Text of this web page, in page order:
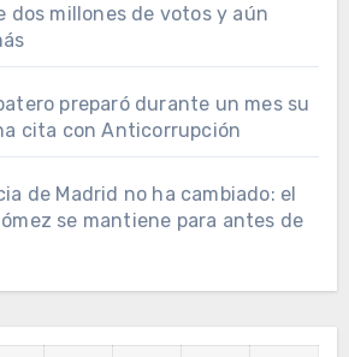
dos millones de votos y aún
preparó durante un mes su
cita con Anticorrupción
de Madrid no ha cambiado: el
se mantiene para antes de